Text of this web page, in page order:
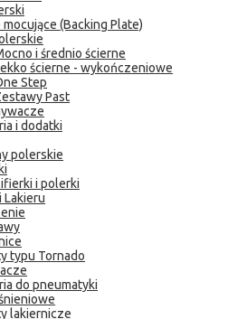
(Backing Plate)
i średnio ścierne
ścierne - wykończeniowe
Step
Past
i dodatki
polerskie
i polerki
Lakieru
typu Tornado
do pneumatyki
lakiernicze